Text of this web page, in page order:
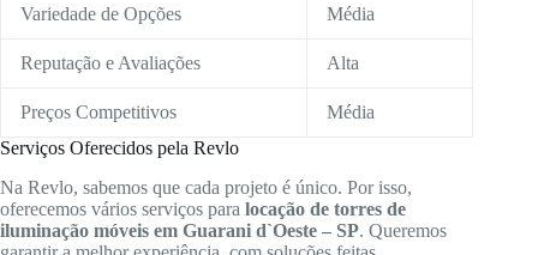
Variedade de Opções Média
Reputação e Avaliações Alta
Preços Competitivos
Média
Serviços Oferecidos pela Revlo
Na Revlo, sabemos que cada projeto é único. Por isso,
oferecemos vários serviços para locação de torres de
iluminação móveis em Guarani d`Oeste – SP. Queremos